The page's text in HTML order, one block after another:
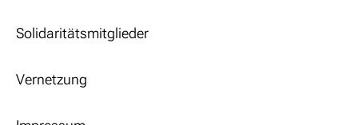
Solidaritätsmitglieder
Vernetzung